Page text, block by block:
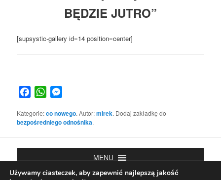
BĘDZIE JUTRO”
[supsystic-gallery id=14 position=center]
FacebookWhatsApp
Kategorie:co nowego. Autor:mirek. Dodaj zakładkę do
bezpośredniego odnośnika.
MENU
Używamy ciasteczek, aby zapewnić najlepszą jakość